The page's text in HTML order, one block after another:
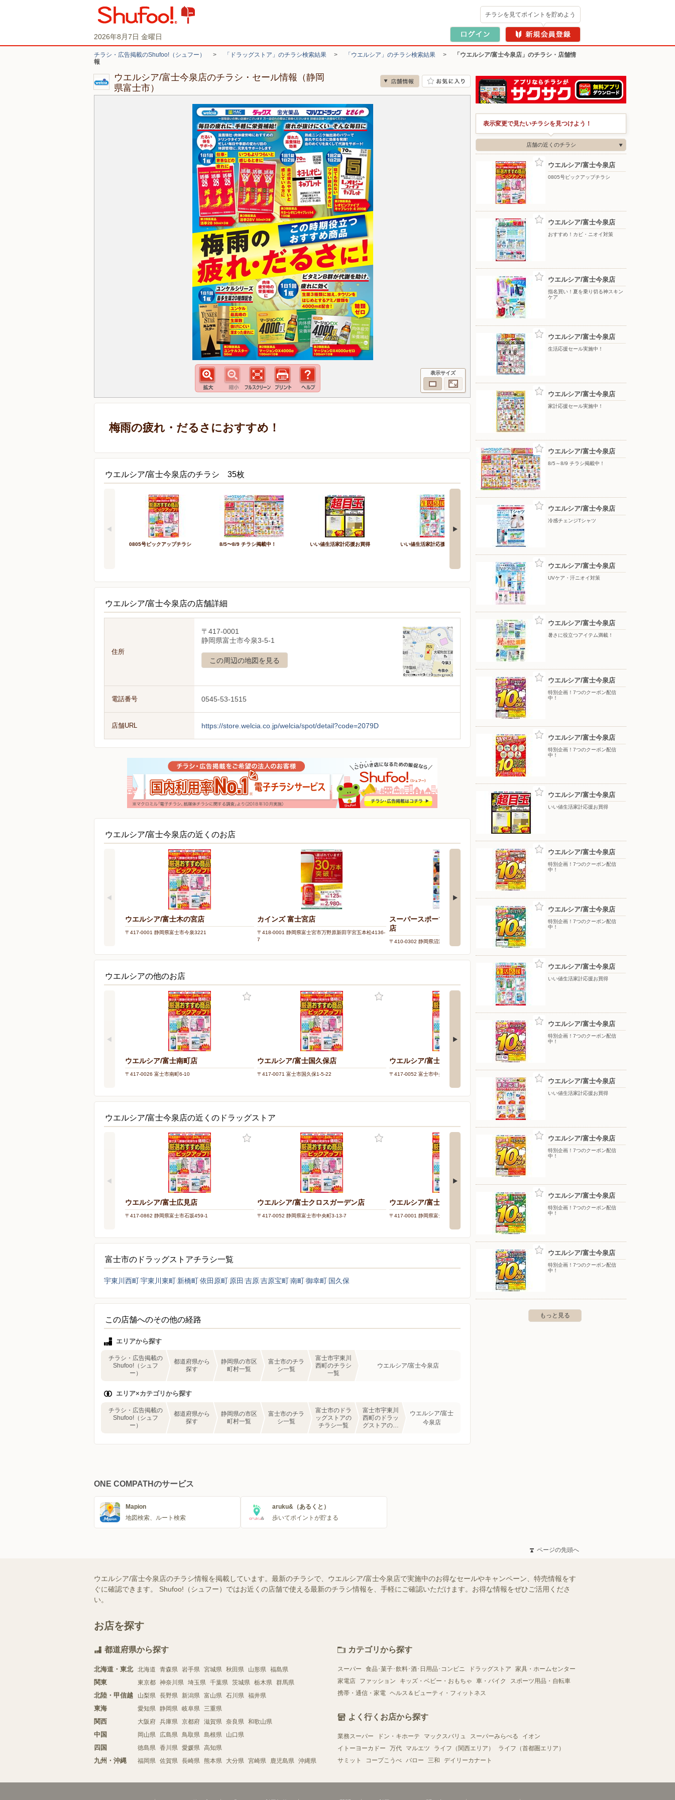
2026年8月7日 金曜日
チラシを見てポイントを貯めよう
チラシ・広告掲載のShufoo!（シュフー） > 「ドラッグストア」のチラシ検索結果 > 「ウエルシア」のチラシ検索結果 >
「ウエルシア/富士今泉店」のチラシ・店舗情
報
ウエルシア/富士今泉店のチラシ・セール情報（静岡
県富士市）
表示サイズ
梅雨の疲れ・だるさにおすすめ！
ウエルシア/富士今泉店のチラシ 35枚
0805号ピックアップチラシ 8/5〜8/9 チラシ掲載中！ いい値生活家計応援お買得 いい値生活家計応援お買得 いい値生活家計応援お買得
ウエルシア/富士今泉店の店舗詳細
住所
〒417-0001
静岡県富士市今泉3-5-1
この周辺の地図を見る
電話番号 0545-53-1515
店舗URL https://store.welcia.co.jp/welcia/spot/detail?code=2079D
ウエルシア/富士今泉店の近くのお店
ウエルシア/富士木の宮店
〒417-0001 静岡県富士市今泉3221
カインズ 富士宮店
〒418-0001 静岡県富士宮市万野原新田字宮五本松4136-
7
スーパースポーツゼビオ/ららぽーと沼津
店
〒410-0302 静岡県沼津市東椎路字川向44-1
ウエルシア/富士青島店
〒417-0047 静岡県富士市青島町218
ウエルシアの他のお店
ウエルシア/富士南町店
〒417-0026 富士市南町6-10
ウエルシア/富士国久保店
〒417-0071 富士市国久保1-5-22
ウエルシア/富士クロスガーデン店
〒417-0052 富士市中央町3-13-7
ウエルシア/富士木の宮店
〒417-0001 富士市今泉3221
ウエルシア/富士今泉店の近くのドラッグストア
ウエルシア/富士広見店
〒417-0862 静岡県富士市石坂459-1
ウエルシア/富士クロスガーデン店
〒417-0052 静岡県富士市中央町3-13-7
ウエルシア/富士木の宮店
〒417-0001 静岡県富士市今泉3221
ウエルシア/富士中野店
〒417-0809 静岡県富士市中野字三ツ倉620-12
富士市のドラッグストアチラシ一覧
宇東川西町宇東川東町 新橋町依田原町 原田 吉原吉原宝町南町御幸町 国久保
この店舗へのその他の経路
エリアから探す
チラシ・広告掲載の
Shufoo!（シュフ
ー）
都道府県から
探す
静岡県の市区
町村一覧
富士市のチラ
シ一覧
富士市宇東川
西町のチラシ
一覧
ウエルシア/富士今泉店
エリア×カテゴリから探す
チラシ・広告掲載の
Shufoo!（シュフ
ー）
都道府県から
探す
静岡県の市区
町村一覧
富士市のチラ
シ一覧
富士市のドラ
ッグストアの
チラシ一覧
富士市宇東川
西町のドラッ
グストアのチ
ウエルシア/富士
今泉店
表示変更で見たいチラシを見つけよう！
店舗の近くのチラシ
ウエルシア/富士今泉店
0805号ピックアップチラシ
ウエルシア/富士今泉店
おすすめ！カビ・ニオイ対策
ウエルシア/富士今泉店
指名買い！夏を乗り切る神スキン
ケア
ウエルシア/富士今泉店
生活応援セール実施中！
ウエルシア/富士今泉店
家計応援セール実施中！
ウエルシア/富士今泉店
8/5～8/9 チラシ掲載中！
ウエルシア/富士今泉店
冷感チェンジTシャツ
ウエルシア/富士今泉店
UVケア・汗ニオイ対策
ウエルシア/富士今泉店
暑さに役立つアイテム満載！
ウエルシア/富士今泉店
特別企画！7つのクーポン配信
中！
ウエルシア/富士今泉店
特別企画！7つのクーポン配信
中！
ウエルシア/富士今泉店
いい値生活家計応援お買得
ウエルシア/富士今泉店
特別企画！7つのクーポン配信
中！
ウエルシア/富士今泉店
特別企画！7つのクーポン配信
中！
ウエルシア/富士今泉店
いい値生活家計応援お買得
ウエルシア/富士今泉店
特別企画！7つのクーポン配信
中！
ウエルシア/富士今泉店
いい値生活家計応援お買得
ウエルシア/富士今泉店
特別企画！7つのクーポン配信
中！
ウエルシア/富士今泉店
特別企画！7つのクーポン配信
中！
ウエルシア/富士今泉店
特別企画！7つのクーポン配信
中！
もっと見る
ONE COMPATHのサービス
Mapion
地図検索、ルート検索
aruku&（あるくと）
歩いてポイントが貯まる
ページの先頭へ
ウエルシア/富士今泉店のチラシ情報を掲載しています。最新のチラシで、ウエルシア/富士今泉店で実施中のお得なセールやキャンペーン、特売情報をす
ぐに確認できます。 Shufoo!（シュフー）ではお近くの店舗で使える最新のチラシ情報を、手軽にご確認いただけます。お得な情報をぜひご活用くださ
い。
お店を探す
都道府県から探す
北海道・東北 北海道 青森県 岩手県 宮城県 秋田県 山形県 福島県
関東 東京都 神奈川県 埼玉県 千葉県 茨城県 栃木県 群馬県
北陸・甲信越 山梨県 長野県 新潟県 富山県 石川県 福井県
東海 愛知県 静岡県 岐阜県 三重県
関西 大阪府 兵庫県 京都府 滋賀県 奈良県 和歌山県
中国 岡山県 広島県 鳥取県 島根県 山口県
四国 徳島県 香川県 愛媛県 高知県
九州・沖縄 福岡県 佐賀県 長崎県 熊本県 大分県 宮崎県 鹿児島県 沖縄県
カテゴリから探す
スーパー 食品･菓子･飲料･酒･日用品･コンビニ ドラッグストア
家具・ホームセンター
家電店
ファッション キッズ・ベビー・おもちゃ 車・バイク
スポーツ用品・自転車
携帯・通信・家電 ヘルス＆ビューティ・フィットネス
よく行くお店から探す
業務スーパー ドン・キホーテ マックスバリュ スーパーみらべる
イオン
イトーヨーカドー
万代 マルエツ ライフ（関西エリア）
ライフ（首都圏エリア）
サミット
コープこうべ バロー 三和 デイリーカナート